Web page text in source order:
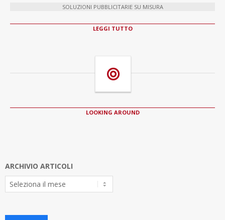
SOLUZIONI PUBBLICITARIE SU MISURA
LEGGI TUTTO
LOOKING AROUND
ARCHIVIO ARTICOLI
Archivio
Articoli